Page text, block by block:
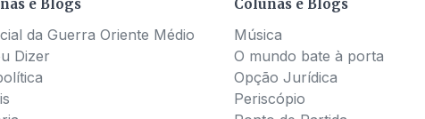
e Blogs
da Guerra Oriente Médio
Dizer
Colunas e Blogs
Música
O mundo bate à porta
Opção Jurídica
Periscópio